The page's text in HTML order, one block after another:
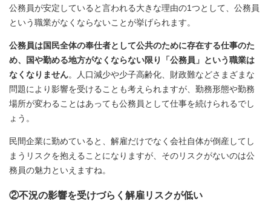
公務員が安定していると言われる大きな理由の1つとして、公務員
という職業がなくならないことが挙げられます。
公務員は国民全体の奉仕者として公共のために存在する仕事のた
め、国や勤める地方がなくならない限り「公務員」という職業は
なくなりません。人口減少や少子高齢化、財政難などさまざまな
問題により影響を受けることも考えられますが、勤務形態や勤務
場所が変わることはあっても公務員として仕事を続けられるでし
ょう。
民間企業に勤めていると、解雇だけでなく会社自体が倒産してし
まうリスクを抱えることになりますが、そのリスクがないのは公
務員の魅力といえますね。
②不況の影響を受けづらく解雇リスクが低い